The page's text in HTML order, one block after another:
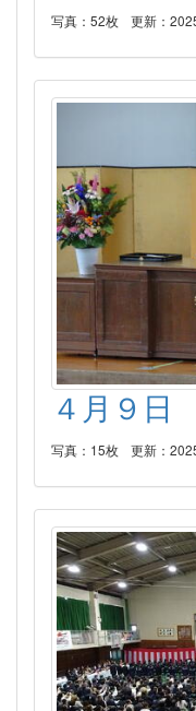
写真：52枚 更新：
４月９
写真：15枚 更新：